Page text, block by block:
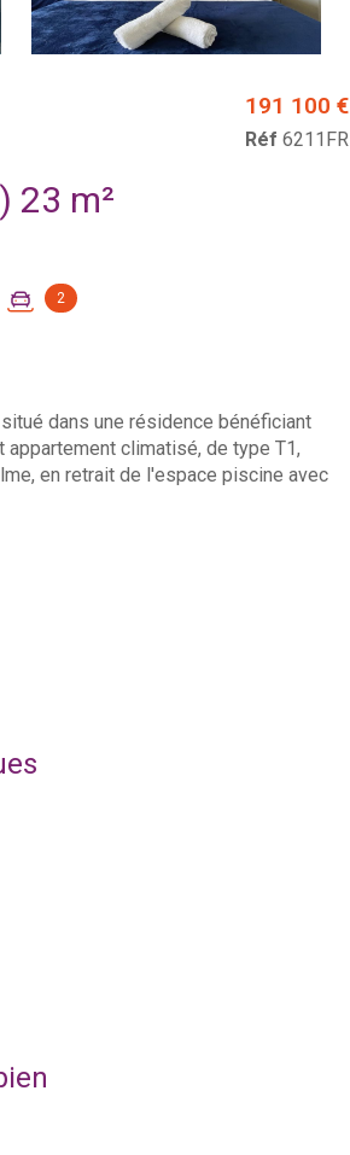
Appartement 1 pièce(s) 23 m²
2
191 100 €
Réf 6211FR
dans une résidence bénéficiant
appartement climatisé, de type T1,
en retrait de l'espace piscine avec
internet inclus) - Diagnostics en
exposé sont disponibles sur le site